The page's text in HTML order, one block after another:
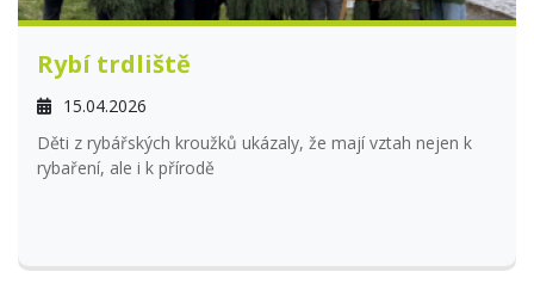
Rybí trdliště
15.04.2026
Děti z rybářských kroužků ukázaly, že mají vztah nejen k
rybaření, ale i k přírodě